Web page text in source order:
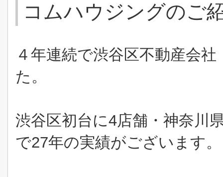
コムハウジングのご
４年連続で渋谷区不動産会
た。
渋谷区初台に4店舗・神奈川
で27年の実績がございます。